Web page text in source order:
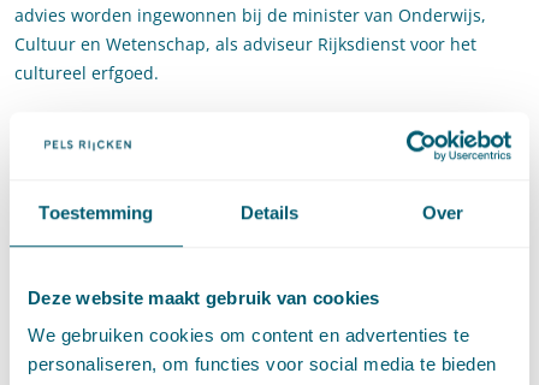
Toestemming Details Over
Deze website maakt gebruik van cookies
We gebruiken cookies om content en advertenties te
personaliseren, om functies voor social media te bieden
advies worden ingewonnen bij de minister van Onderwijs,
Cultuur en Wetenschap, als adviseur Rijksdienst voor het
cultureel erfgoed.
wijziging hoeft het pand immers niet verbouwd of op een
aanvraag ingediend om een omgevingsvergunning voor de
Nadat de gang naar de rechtbank de eigenaar niets oplevert
gaat hij in hoger beroep bij de Afdeling.